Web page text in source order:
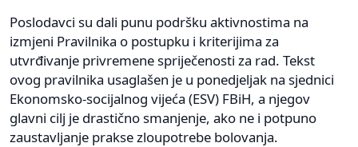
Poslodavci su dali punu podršku aktivnostima na
izmjeni Pravilnika o postupku i kriterijima za
utvrđivanje privremene spriječenosti za rad. Tekst
ovog pravilnika usaglašen je u ponedjeljak na sjednici
Ekonomsko-socijalnog vijeća (ESV) FBiH, a njegov
glavni cilj je drastično smanjenje, ako ne i potpuno
zaustavljanje prakse zloupotrebe bolovanja.